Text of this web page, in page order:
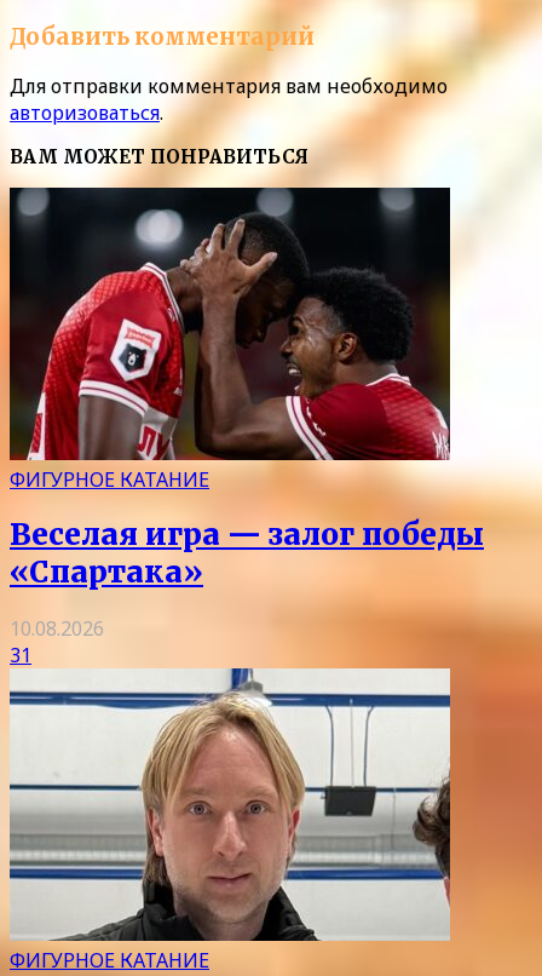
Добавить комментарий
Для отправки комментария вам необходимо
авторизоваться.
ВАМ МОЖЕТ ПОНРАВИТЬСЯ
ФИГУРНОЕ КАТАНИЕ
Веселая игра — залог победы
«Спартака»
10.08.2026
31
ФИГУРНОЕ КАТАНИЕ